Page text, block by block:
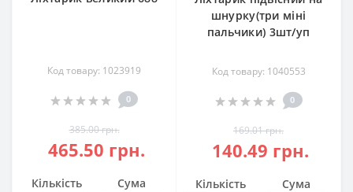
Код товару: 1023919
0
385.00 грн.
465.50 грн.
Кількість Сума
шнурку(три міні
пальчики) 3шт/уп
Код товару: 1040553
0
169.01 грн.
140.49 грн.
Кількість Сума